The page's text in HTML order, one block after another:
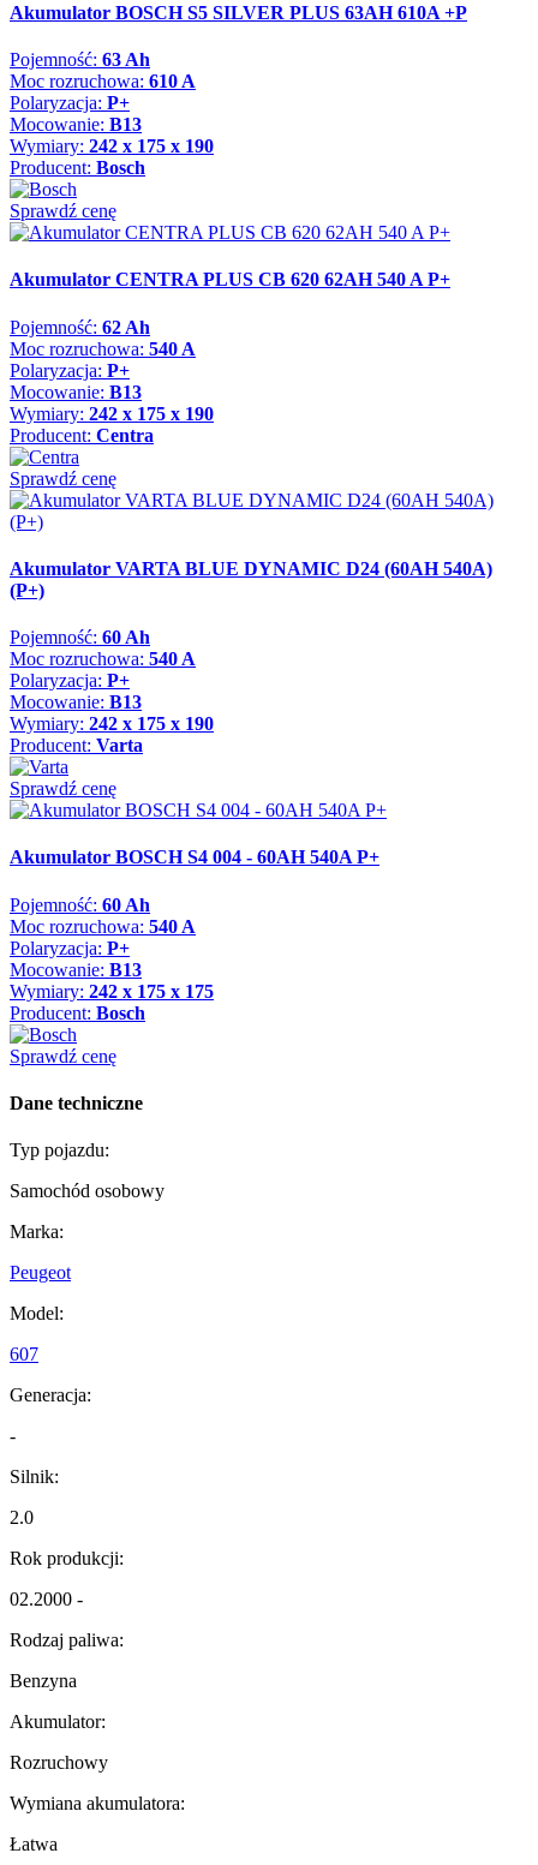
Akumulator BOSCH S5 SILVER PLUS 63AH 610A +P
Pojemność: 63 Ah
Moc rozruchowa: 610 A
Polaryzacja: P+
Mocowanie: B13
Wymiary: 242 x 175 x 190
Producent: Bosch
Sprawdź cenę
Akumulator CENTRA PLUS CB 620 62AH 540 A P+
Pojemność: 62 Ah
Moc rozruchowa: 540 A
Polaryzacja: P+
Mocowanie: B13
Wymiary: 242 x 175 x 190
Producent: Centra
Sprawdź cenę
Akumulator VARTA BLUE DYNAMIC D24 (60AH 540A)
(P+)
Pojemność: 60 Ah
Moc rozruchowa: 540 A
Polaryzacja: P+
Mocowanie: B13
Wymiary: 242 x 175 x 190
Producent: Varta
Sprawdź cenę
Akumulator BOSCH S4 004 - 60AH 540A P+
Pojemność: 60 Ah
Moc rozruchowa: 540 A
Polaryzacja: P+
Mocowanie: B13
Wymiary: 242 x 175 x 175
Producent: Bosch
Sprawdź cenę
Dane techniczne
Typ pojazdu:
Samochód osobowy
Marka:
Peugeot
Model:
607
Generacja:
-
Silnik:
2.0
Rok produkcji:
02.2000 -
Rodzaj paliwa:
Benzyna
Akumulator:
Rozruchowy
Wymiana akumulatora:
Łatwa